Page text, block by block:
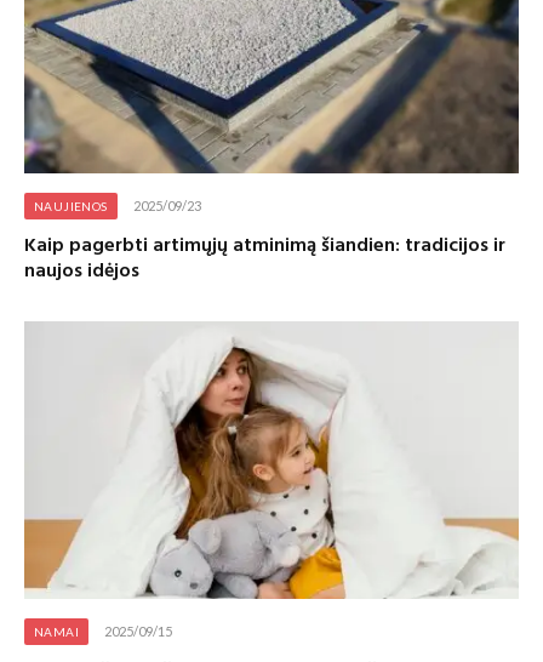
NAUJIENOS 2025/09/23
Kaip pagerbti artimųjų atminimą šiandien: tradicijos ir
naujos idėjos
NAMAI 2025/09/15